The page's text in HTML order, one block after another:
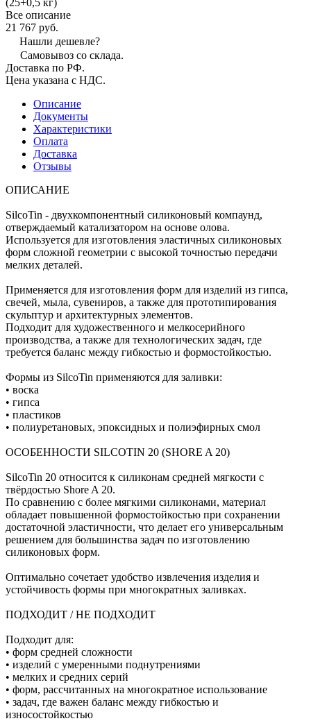
Все описание
21 767 руб.
Нашли дешевле?
Самовывоз со склада.
Доставка по РФ.
Цена указана с НДС.
Описание
Документы
Характеристики
Оплата
Доставка
Отзывы
ОПИСАНИЕ
SilcoTin - двухкомпонентный силиконовый компаунд,
отверждаемый катализатором на основе олова.
Используется для изготовления эластичных силиконовых
форм сложной геометрии с высокой точностью передачи
мелких деталей.
Применяется для изготовления форм для изделий из гипса,
свечей, мыла, сувениров, а также для прототипирования
скульптур и архитектурных элементов.
Подходит для художественного и мелкосерийного
производства, а также для технологических задач, где
требуется баланс между гибкостью и формостойкостью.
Формы из SilcoTin применяются для заливки:
• воска
• гипса
• пластиков
• полиуретановых, эпоксидных и полиэфирных смол
ОСОБЕННОСТИ SILCOTIN 20 (SHORE A 20)
SilcoTin 20 относится к силиконам средней мягкости с
твёрдостью Shore A 20.
По сравнению с более мягкими силиконами, материал
обладает повышенной формостойкостью при сохранении
достаточной эластичности, что делает его универсальным
решением для большинства задач по изготовлению
силиконовых форм.
Оптимально сочетает удобство извлечения изделия и
устойчивость формы при многократных заливках.
ПОДХОДИТ / НЕ ПОДХОДИТ
Подходит для:
• форм средней сложности
• изделий с умеренными поднутрениями
• мелких и средних серий
• форм, рассчитанных на многократное использование
• задач, где важен баланс между гибкостью и
износостойкостью